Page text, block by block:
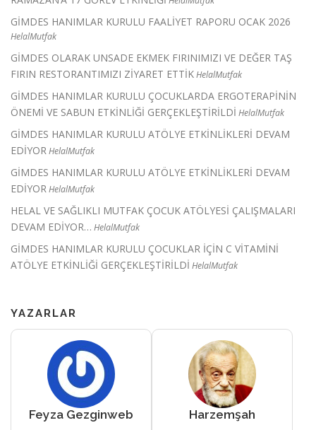
GİMDES HANIMLAR KURULU FAALİYET RAPORU OCAK 2026
HelalMutfak
GİMDES OLARAK UNSADE EKMEK FIRINIMIZI VE DEĞER TAŞ
FIRIN RESTORANTIMIZI ZİYARET ETTİKHelalMutfak
GİMDES HANIMLAR KURULU ÇOCUKLARDA ERGOTERAPİNİN
ÖNEMİ VE SABUN ETKİNLİĞİ GERÇEKLEŞTİRİLDİ HelalMutfak
GİMDES HANIMLAR KURULU ATÖLYE ETKİNLİKLERİ DEVAM
EDİYOR HelalMutfak
GİMDES HANIMLAR KURULU ATÖLYE ETKİNLİKLERİ DEVAM
EDİYOR HelalMutfak
HELAL VE SAĞLIKLI MUTFAK ÇOCUK ATÖLYESİ ÇALIŞMALARI
DEVAM EDİYOR… HelalMutfak
GİMDES HANIMLAR KURULU ÇOCUKLAR İÇİN C VİTAMİNİ
ATÖLYE ETKİNLİĞİ GERÇEKLEŞTİRİLDİ HelalMutfak
YAZARLAR
Feyza Gezginweb Harzemşah